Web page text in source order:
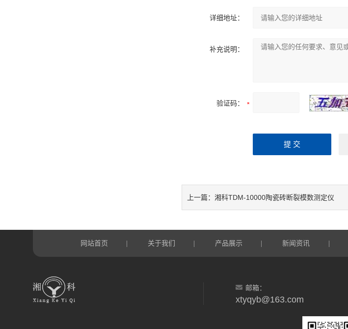
详细地址：
补充说明：
验证码：
上一篇： 湘科TDM-10000陶瓷砖断裂模数测定仪
网站首页 关于我们 产品展示 新闻资讯
邮箱：
xtyqyb@163.com